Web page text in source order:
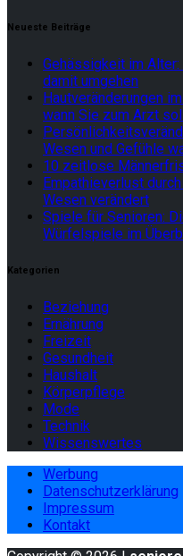
Neueste Beiträge
Gehässigkeit im
damit umgehen
Hautveränderungen
wann Sie zum Arzt
Wesen und Gefühle
10 zeitlose
Empathieverlust
Wesen verändert
Spiele für Senioren:
Würfelspiele im
Kategorien
Beziehung
Ernährung
Freizeit
Gesundheit
Haushalt
Körperpflege
Mode
Technik
Wissenswertes
Werbung
Datenschutzerklärung
Impressum
Kontakt